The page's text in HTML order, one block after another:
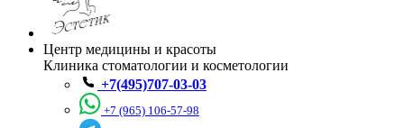
Центр медицины и красоты
Клиника стоматологии и косметологии
+7(495)707-03-03
+7 (965) 106-57-98